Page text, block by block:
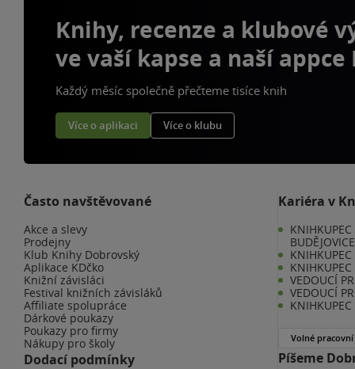
Knihy, recenze a klubové
ve vaší kapse a naší appce
Každý měsíc společně přečteme tisíce knih
Více o aplikaci Více o klubu
Často navštěvované
Akce a slevy
Prodejny
Klub Knihy Dobrovský
Aplikace KDčko
Knižní závisláci
Festival knižních závisláků
Affiliate spolupráce
Dárkové poukazy
Poukazy pro firmy
Nákupy pro školy
Dodací podmínky
Kariéra v
KNIHKUPEC
BUDĚJOVICE
KNIHKUPEC
VEDOUCÍ
VEDOUCÍ
Volné pracovní
Píšeme